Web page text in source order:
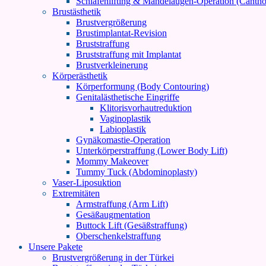
Brustästhetik
Brustvergrößerung
Brustimplantat-Revision
Bruststraffung
Bruststraffung mit Implantat
Brustverkleinerung
Körperästhetik
Körperformung (Body Contouring)
Genitalästhetische Eingriffe
Klitorisvorhautreduktion
Vaginoplastik
Labioplastik
Gynäkomastie-Operation
Unterkörperstraffung (Lower Body Lift)
Mommy Makeover
Tummy Tuck (Abdominoplasty)
Vaser-Liposuktion
Extremitäten
Armstraffung (Arm Lift)
Gesäßaugmentation
Buttock Lift (Gesäßstraffung)
Oberschenkelstraffung
Unsere Pakete
Brustvergrößerung in der Türkei